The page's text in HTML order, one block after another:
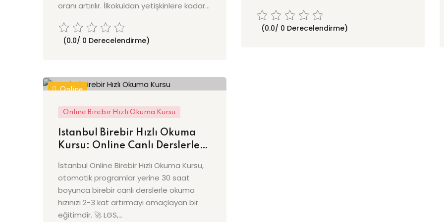
oranı artırılır. İlkokuldan yetişkinlere kadar...
(0.0/ 0 Derecelendirme)
(0.0/ 0 Derecelendirme)
Online
Online Birebir Hızlı Okuma Kursu
İstanbul Birebir Hızlı Okuma
Kursu: Online Canlı Derslerle
İstanbul Online Birebir Hızlı Okuma Kursu,
otomatik programlar yerine 30 saat
boyunca birebir canlı derslerle okuma
hızınızı 2-3 kat artırmayı amaçlayan bir
eğitimdir. 🚀 LGS,...